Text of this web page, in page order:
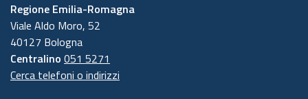
Regione Emilia-Romagna
Viale Aldo Moro, 52
40127 Bologna
Centralino 051 5271
Cerca telefoni o indirizzi